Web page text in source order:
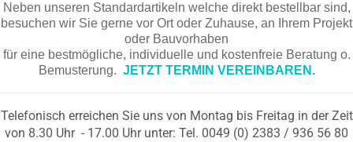
Neben unseren Standardartikeln welche direkt bestellbar sind,
besuchen wir Sie gerne vor Ort oder Zuhause, an Ihrem Projekt
oder Bauvorhaben
für eine bestmögliche, individuelle und kostenfreie Beratung o.
Bemusterung. JETZT TERMIN VEREINBAREN.
Telefonisch erreichen Sie uns von Montag bis Freitag in der Zeit
von 8.30 Uhr - 17.00 Uhr unter: Tel. 0049 (0) 2383 / 936 56 80